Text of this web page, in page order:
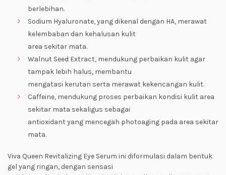
berlebihan.
Sodium Hyaluronate, yang dikenal dengan HA, merawat
kelembaban dan kehalusan kulit
area sekitar mata.
Walnut Seed Extract, mendukung perbaikan kulit agar
tampak lebih halus, membantu
mengatasi kerutan serta merawat kekencangan kulit.
Caffeine, mendukung proses perbaikan kondisi kulit area
sekitar mata sekaligus sebagai
antioxidant yang mencegah photoaging pada area sekitar
mata.
Viva Queen Revitalizing Eye Serum ini diformulasi dalam bentuk
gel yang ringan, dengan sensasi